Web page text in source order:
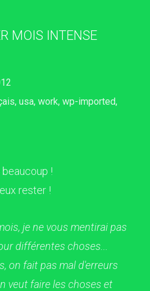
MOIS INTENSE
, usa, work, wp-imported,
!
rester !
je ne vous mentirai pas
différentes choses...
on fait pas mal d'erreurs
veut faire les choses et